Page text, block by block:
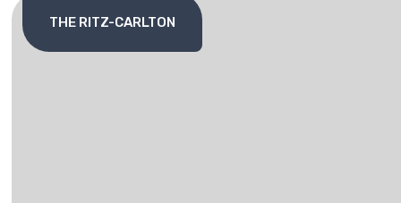
THE RITZ-CARLTON